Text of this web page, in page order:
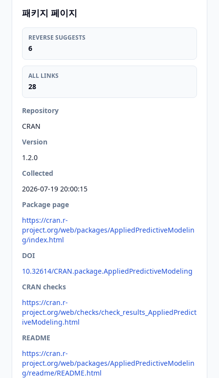
패키지 페이지
REVERSE SUGGESTS
6
ALL LINKS
28
Repository
CRAN
Version
1.2.0
Collected
2026-07-19 20:00:15
Package page
https://cran.r-
project.org/web/packages/AppliedPredictiveModelin
g/index.html
DOI
10.32614/CRAN.package.AppliedPredictiveModeling
CRAN checks
https://cran.r-
project.org/web/checks/check_results_AppliedPredict
iveModeling.html
README
https://cran.r-
project.org/web/packages/AppliedPredictiveModelin
g/readme/README.html